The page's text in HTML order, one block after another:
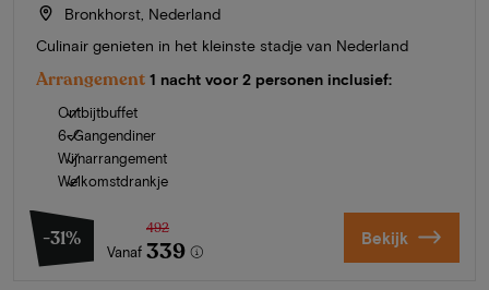
Bronkhorst, Nederland
Culinair genieten in het kleinste stadje van Nederland
Arrangement 1 nacht voor 2 personen inclusief:
Ontbijtbuffet
6-Gangendiner
Wijnarrangement
Welkomstdrankje
-31%
Vanaf
492
339 Bekijk